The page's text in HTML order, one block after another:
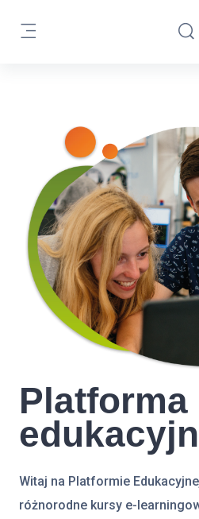
Platforma
Witaj na Platformie
różnorodne kursy e-